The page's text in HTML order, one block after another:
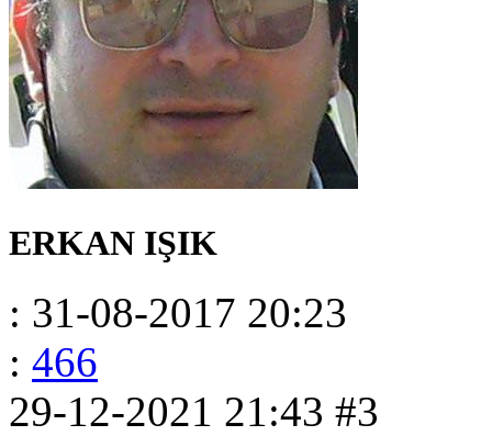
ERKAN IŞIK
: 31-08-2017 20:23
: 466
29-12-2021 21:43 #3